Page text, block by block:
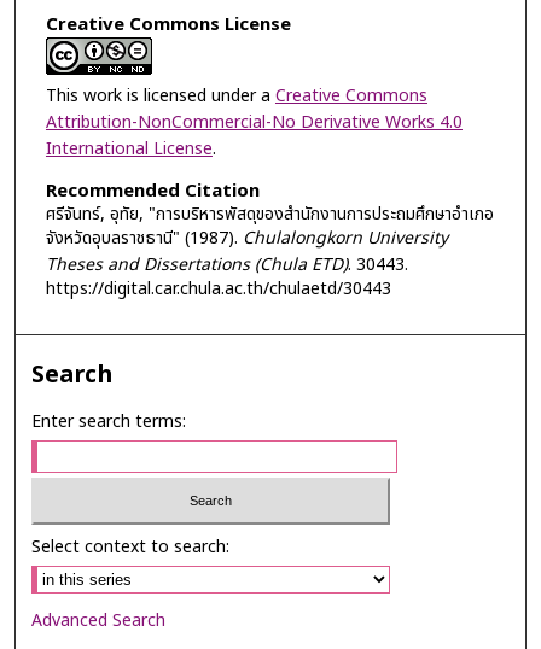
Creative Commons License
This work is licensed under a Creative Commons
Attribution-NonCommercial-No Derivative Works 4.0
International License.
Recommended Citation
ศรีจันทร์, อุทัย, "การบริหารพัสดุของสำนักงานการประถมศึกษาอำเภอ
จังหวัดอุบลราชธานี" (1987). Chulalongkorn University
Theses and Dissertations (Chula ETD). 30443.
https://digital.car.chula.ac.th/chulaetd/30443
Search
Enter search terms:
Select context to search:
Advanced Search